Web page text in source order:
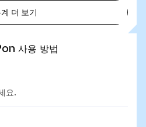
더 보기
사용 방법
요.